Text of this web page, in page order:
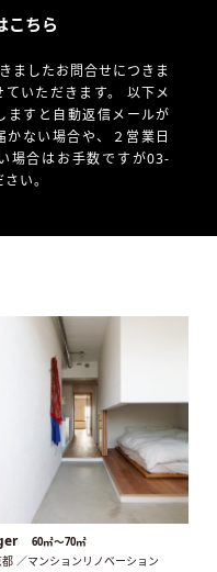
こちら
ましたお問合せにつきま
いただきます。 以下メ
ますと自動返信メールが
ない場合や、
２営業日
場合はお手数ですが03-
い。
60㎡〜70㎡
／マンションリノベーション